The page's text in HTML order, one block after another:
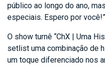
público ao longo do ano,
especiais. Espero por
O show turnê “ChX | Uma
setlist uma combinação de
um toque diferenciado nos